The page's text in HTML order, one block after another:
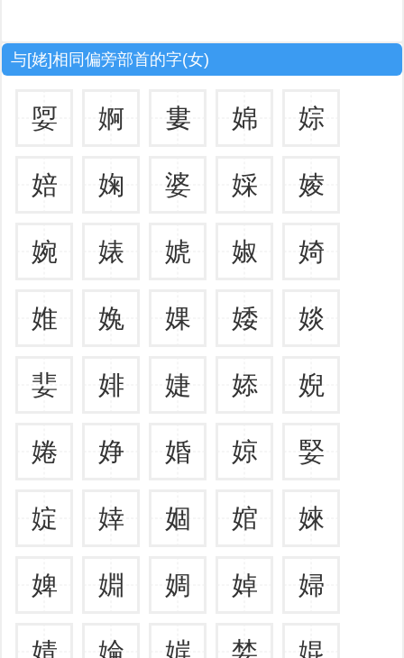
与[姥]相同偏旁部首的字(女)
娿 婀 婁 婂 婃
婄 婅 婆 婇 婈
婉 婊 婋 婌 婍
婎 婏 婐 婑 婒
婓 婔 婕 婖 婗
婘 婙 婚 婛 婜
婝 婞 婟 婠 婡
婢 婣 婤 婥 婦
婧 婨 婩 婪 婫